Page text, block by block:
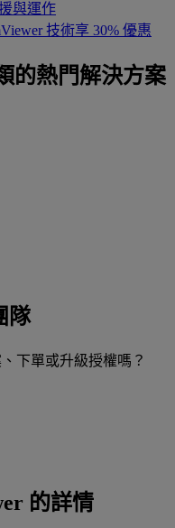
與運作
技術享 30% 優惠
的熱門解決方案
隊
下單或升級授權嗎？
的詳情